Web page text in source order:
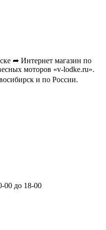
➦ Интернет магазин по
моторов «v-lodke.ru».
и по России.
00 до 18-00